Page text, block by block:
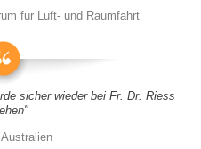
für Luft- und Raumfahrt
sicher wieder bei Fr. Dr. Riess